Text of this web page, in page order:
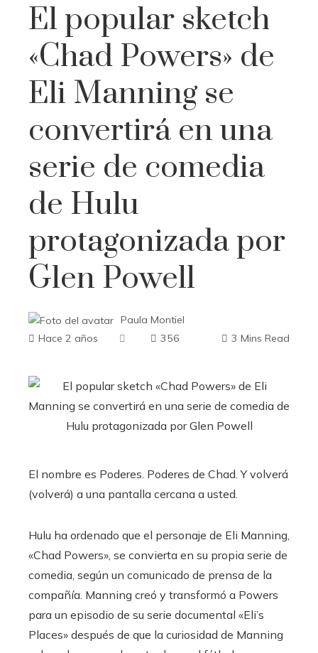
El popular sketch
«Chad Powers» de
Eli Manning se
convertirá en una
serie de comedia
de Hulu
protagonizada por
Glen Powell
Paula Montiel
Hace 2 años
356 3 Mins Read
El nombre es Poderes. Poderes de Chad. Y volverá
(volverá) a una pantalla cercana a usted.
Hulu ha ordenado que el personaje de Eli Manning,
«Chad Powers», se convierta en su propia serie de
comedia, según un comunicado de prensa de la
compañía. Manning creó y transformó a Powers
para un episodio de su serie documental «Eli’s
Places» después de que la curiosidad de Manning